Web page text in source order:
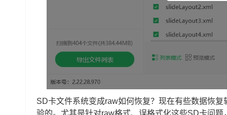
SD卡文件系统变成raw如何恢复？现在有些数据恢